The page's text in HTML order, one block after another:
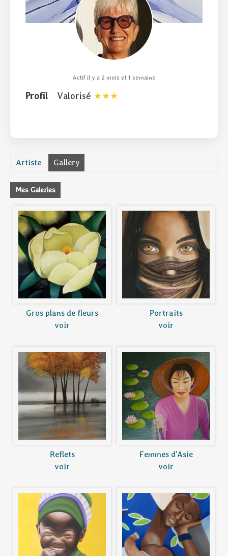
Actif il y a 2 mois et 1 semaine
Profil Valorisé
Artiste Gallery
Mes Galeries
Gros plans de fleurs
voir
Portraits
voir
Reflets
voir
Femmes d’Asie
voir